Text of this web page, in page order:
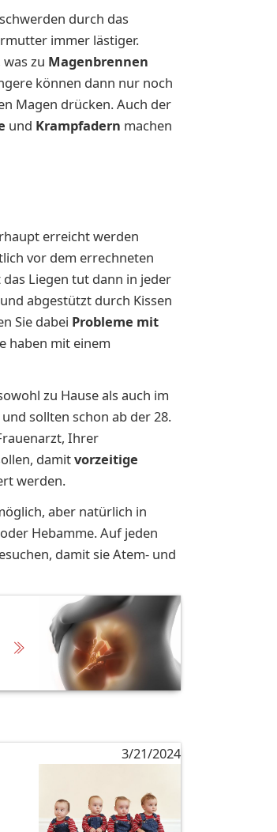
durch das
immer lästiger.
zu Magenbrennen
können dann nur noch
Magen drücken. Auch der
und Krampfadern machen
erreicht werden
vor dem errechneten
Liegen tut dann in jeder
abgestützt durch Kissen
Sie dabei Probleme mit
haben mit einem
zu Hause als auch im
sollten schon ab der 28.
Ihrer
damitvorzeitige
werden.
aber natürlich in
Hebamme. Auf jeden
damit sie Atem- und
3/21/2024